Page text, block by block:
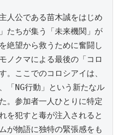
人公である苗木誠をはじめ
たちが集う「未来機関」が
絶望から救うために奮闘し
ノクマによる最後の「コロ
。ここでのコロシアイは、
「NG行動」という新たなル
。参加者一人ひとりに特定
を犯すと毒が注入されると
が物語に独特の緊張感をも